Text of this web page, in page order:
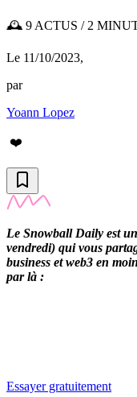
🕰️ 9 ACTUS / 2
Le 11/10/2023,
par
Yoann Lopez
❤️
Le Snowball Daily est
vendredi) qui vous
business et web3 en
par là :
Essayer gratuitement